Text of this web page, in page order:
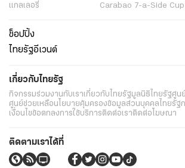
แกลเลอรี่
Carabao 7-a-Side Cup
ช็อปปิ้ง
ไทยรัฐอีเวนต์
เกี่ยวกับไทยรัฐ
กิจกรรมร่วมงานกับเราเกี่ยวกับไทยรัฐมูลนิธิไทยรัฐศูน
ศูนย์ช่วยเหลือนโยบายคุ้มครองข้อมูลส่วนบุคคลไทยรัฐ
เงื่อนไขข้อตกลงการใช้บริการติดต่อเราติดต่อโฆษณา
ติดตามเราได้ที่